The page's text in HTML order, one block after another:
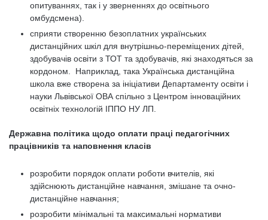
опитуваннях, так і у зверненнях до освітнього
омбудсмена).
сприяти створенню безоплатних українських
дистанційних шкіл для внутрішньо-переміщених дітей,
здобувачів освіти з ТОТ та здобувачів, які знаходяться за
кордоном. Наприклад, така Українська дистанційна
школа вже створена за ініціативи Департаменту освіти і
науки Львівської ОВА спільно з Центром інноваційних
освітніх технологій ІППО НУ ЛП.
Державна політика щодо оплати праці педагогічних
працівників та наповнення класів
розробити порядок оплати роботи вчителів, які
здійснюють дистанційне навчання, змішане та очно-
дистанційне навчання;
розробити мінімальні та максимальні нормативи